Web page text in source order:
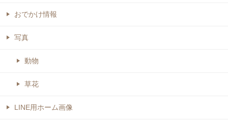
おでかけ情報
写真
動物
草花
LINE用ホーム画像